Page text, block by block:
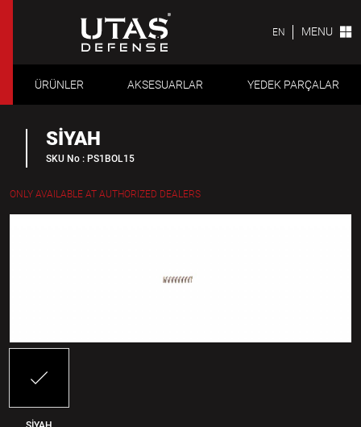
EN MENU
ÜRÜNLER AKSESUARLAR YEDEK PARÇALAR
SİYAH
SKU No : PS1BOL15
ONLY AVAILABLE AT AUTHORIZED DEALERS